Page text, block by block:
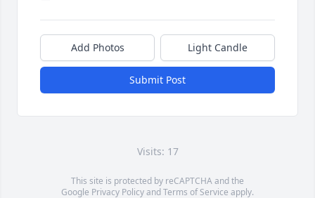
Add Photos Light Candle
Submit Post
Visits: 17
This site is protected by reCAPTCHA and the
Google Privacy PolicyandTerms of Service apply.